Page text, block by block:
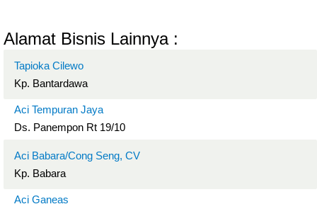
Alamat Bisnis Lainnya :
Tapioka Cilewo
Kp. Bantardawa
Aci Tempuran Jaya
Ds. Panempon Rt 19/10
Aci Babara/Cong Seng, CV
Kp. Babara
Aci Ganeas